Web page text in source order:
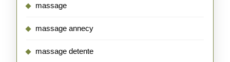
massage
massage annecy
massage detente